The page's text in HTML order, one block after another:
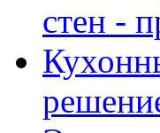
стен -